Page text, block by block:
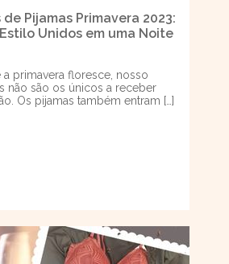
Pijamas Primavera 2023:
Unidos em uma Noite
primavera floresce, nosso
não são os únicos a receber
Os pijamas também entram […]